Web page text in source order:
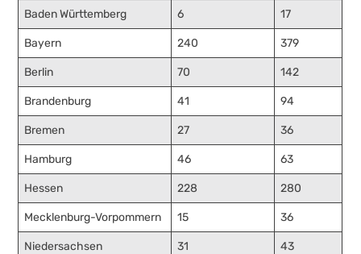
Baden Württemberg 6 17
Bayern 240 379
Berlin 70 142
Brandenburg 41 94
Bremen 27 36
Hamburg 46 63
Hessen 228 280
Mecklenburg-Vorpommern 15 36
Niedersachsen 31 43